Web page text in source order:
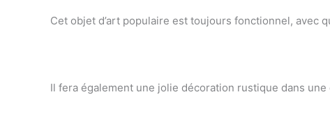
Cet objet d’art populaire est toujours fonctionnel, avec
Il fera également une jolie décoration rustique dans